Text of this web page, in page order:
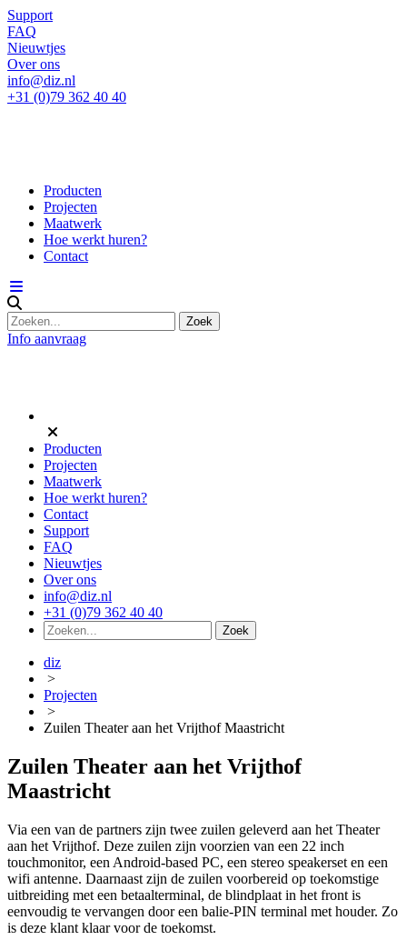
Support
FAQ
Nieuwtjes
Over ons
info@diz.nl
+31 (0)79 362 40 40
Producten
Projecten
Maatwerk
Hoe werkt huren?
Contact
Info aanvraag
Producten
Projecten
Maatwerk
Hoe werkt huren?
Contact
Support
FAQ
Nieuwtjes
Over ons
info@diz.nl
+31 (0)79 362 40 40
diz
>
Projecten
>
Zuilen Theater aan het Vrijthof Maastricht
Zuilen Theater aan het Vrijthof
Maastricht
Via een van de partners zijn twee zuilen geleverd aan het Theater
aan het Vrijthof. Deze zuilen zijn voorzien van een 22 inch
touchmonitor, een Android-based PC, een stereo speakerset en een
wifi antenne. Daarnaast zijn de zuilen voorbereid op toekomstige
uitbreiding met een betaalterminal, de blindplaat in het front is
eenvoudig te vervangen door een balie-PIN terminal met houder. Zo
is deze klant klaar voor de toekomst.